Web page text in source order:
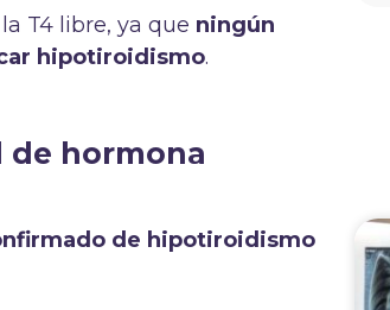
T4 libre, ya que ningún
hipotiroidismo.
de hormona
de hipotiroidismo